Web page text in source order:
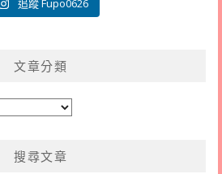
追蹤 Fupo0626
文章分類
搜尋文章